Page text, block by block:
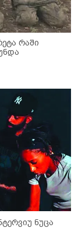
რაში
ნუცა